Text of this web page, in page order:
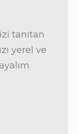
tanıtan
yerel ve